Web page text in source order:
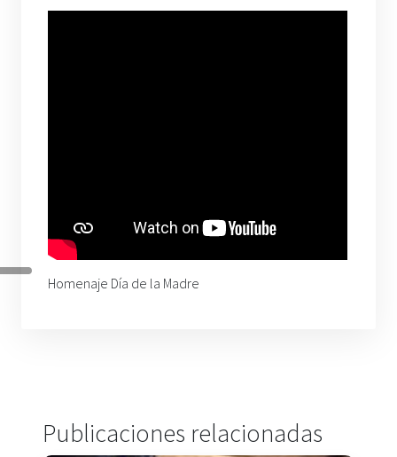
Homenaje Día de la Madre
Publicaciones relacionadas